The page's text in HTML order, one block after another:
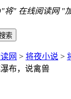
将" 在线阅读网 "
网 > 将夜小说 >
布，说禽兽